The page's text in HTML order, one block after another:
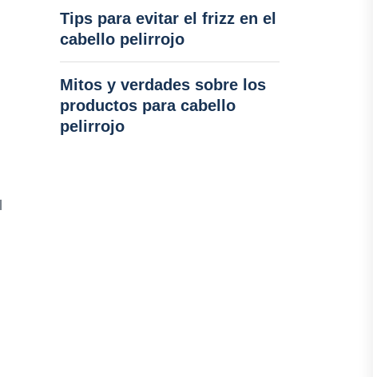
Tips para evitar el frizz en el
cabello pelirrojo
Mitos y verdades sobre los
productos para cabello
pelirrojo